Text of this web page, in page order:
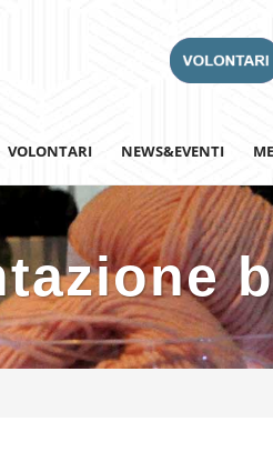
VOLONTARI NEWS&EVENTI